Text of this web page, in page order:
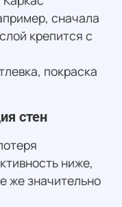
сначала
крепится с
покраска
стен
ниже,
же значительно